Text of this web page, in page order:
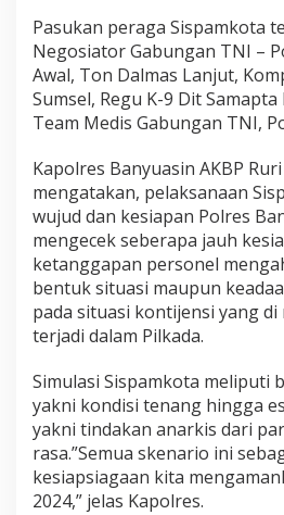
u
l
a
s
i
S
s
p
a
m
k
o
t
Pasukan peraga Sispamkota
Negosiator Gabungan TNI –
Awal, Ton Dalmas Lanjut,
Sumsel, Regu K-9 Dit Samapta
Team Medis Gabungan TNI,
Kapolres Banyuasin AKBP
mengatakan, pelaksanaan
wujud dan kesiapan Polres
mengecek seberapa jauh
ketanggapan personel
bentuk situasi maupun
pada situasi kontijensi yang
terjadi dalam Pilkada.
Simulasi Sispamkota meliputi
yakni kondisi tenang hingga
yakni tindakan anarkis dari
rasa.”Semua skenario ini
kesiapsiagaan kita
2024,” jelas Kapolres.